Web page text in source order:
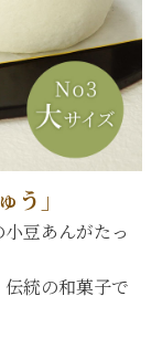
」
豆あんがたっ
統の和菓子で